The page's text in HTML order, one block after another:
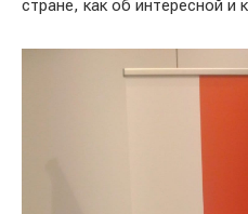
стране, как об интересной и